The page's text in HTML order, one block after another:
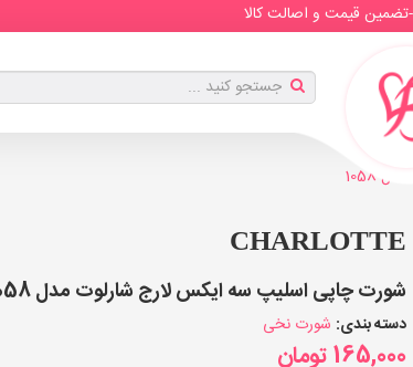
تضمین قیمت و اصالت کالا
CHARLOTTE
شورت چاپی اسلیپ سه ایکس لارج شارلوت مدل 1058 (بسته 12 عددی)
دسته بندی: شورت نخی
165,000تومان